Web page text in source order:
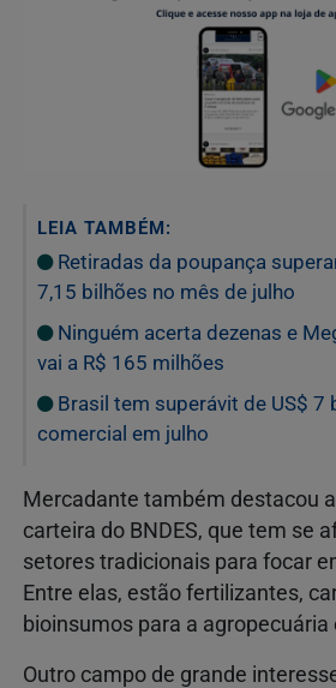
LEIA TAMBÉM:
Retiradas da poupança
7,15 bilhões no mês de julho
Ninguém acerta dezenas e
vai a R$ 165 milhões
Brasil tem superávit de US$ 7
comercial em julho
Mercadante também destacou
carteira do BNDES, que tem se
setores tradicionais para focar
Entre elas, estão fertilizantes,
bioinsumos para a agropecuária
Outro campo de grande